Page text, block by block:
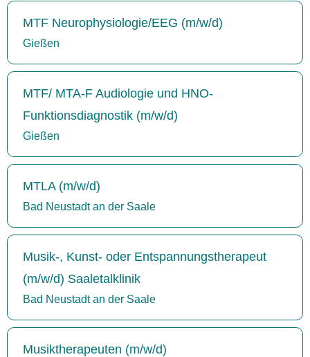
MTF Neurophysiologie/EEG (m/w/d)
Gießen
MTF/ MTA-F Audiologie und HNO-
Funktionsdiagnostik (m/w/d)
Gießen
MTLA (m/w/d)
Bad Neustadt an der Saale
Musik-, Kunst- oder Entspannungstherapeut
(m/w/d) Saaletalklinik
Bad Neustadt an der Saale
Musiktherapeuten (m/w/d)